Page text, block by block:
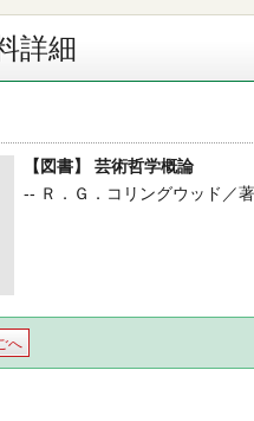
詳細
【図書】 芸術哲学概論
-- Ｒ．Ｇ．コリングウッド／
へ